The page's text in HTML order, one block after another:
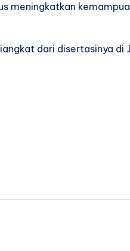
meningkatkan
dari disertasinya di